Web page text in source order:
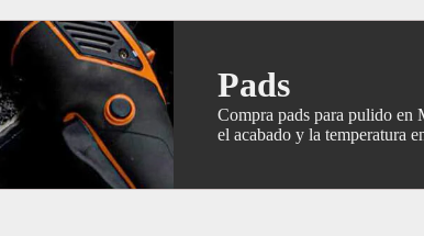
Pads
Compra pads para pulido en
el acabado y la temperatura